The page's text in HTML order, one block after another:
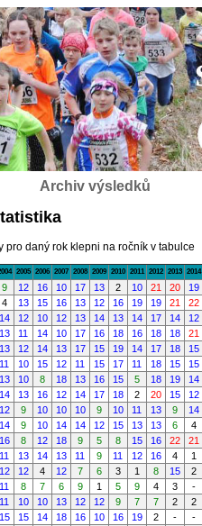
Archiv výsledků
pro daný rok klepni na ročník v tabulce
2005 2006 2007 2008 2009 2010 2011 2012 2013 2014
9 12 16 10 17 13 2 10 21 20 19
4 13 15 16 13 12 16 19 19 21 22
14 12 10 12 13 14 13 14 17 14 12
13 11 14 10 17 16 18 16 18 18 21
13 12 14 13 17 15 19 14 17 18 15
11 10 15 12 11 15 17 11 18 15 15
13 10 8 18 13 16 15 5 18 19 14
14 13 16 12 14 17 18 2 20 15 12
12 9 10 10 10 9 10 11 13 9 14
14 9 10 14 14 12 15 13 13 6 4
16 8 12 18 9 5 8 15 16 22 21
11 13 14 13 11 9 11 12 16 4 1
12 12 4 12 7 6 3 1 8 15 2
11 8 7 6 9 1 5 9 4 3 -
11 10 10 13 12 12 9 7 7 2 2
15 15 14 18 16 10 16 19 2 - -